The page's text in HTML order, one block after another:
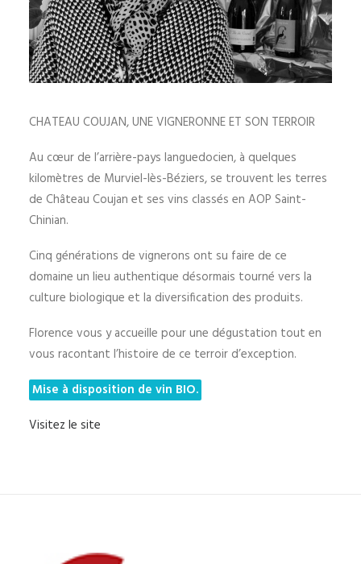
CHATEAU COUJAN, UNE VIGNERONNE ET SON TERROIR
Au cœur de l’arrière-pays languedocien, à quelques
kilomètres de Murviel-lès-Béziers, se trouvent les terres
de Château Coujan et ses vins classés en AOP Saint-
Chinian.
Cinq générations de vignerons ont su faire de ce
domaine un lieu authentique désormais tourné vers la
culture biologique et la diversification des produits.
Florence vous y accueille pour une dégustation tout en
vous racontant l’histoire de ce terroir d’exception.
Mise à disposition de vin BIO.
Visitez le site